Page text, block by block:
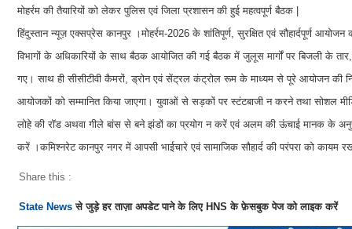
मोहर्रम की तैयारियों को लेकर पुलिस एवं जिला प्रशासन की हुई महत्वपूर्ण बैठक |
हिंदुस्तान न्यूज़ एक्सप्रेस कानपुर ।मोहर्रम-2026 के शांतिपूर्ण, सुरक्षित एवं सौहार्दपूर्ण
विभागों के अधिकारियों के साथ बैठक आयोजित की गई बैठक में जुलूस मार्गों पर बिजली के
गए। साथ ही सीसीटीवी कैमरों, ड्रोन एवं सेंट्रल कंट्रोल रूम के माध्यम से पूरे आयोजन की
आयोजकों को सम्मानित किया जाएगा। युवाओं से सड़कों पर स्टंटबाजी न करने तथा सोशल
लोहे की रॉड अथवा गीले बांस से बने झंडों का प्रयोग न करें एवं अलम की ऊंचाई मानक के
करें ।कमिश्नरेट कानपुर नगर में आपसी भाईचारे एवं सामाजिक सौहार्द की परंपरा को कायम
Share this :
State News से जुड़े हर ताज़ा अपडेट पाने के लिए HNS के फ़ेसबुक पेज को लाइक करें